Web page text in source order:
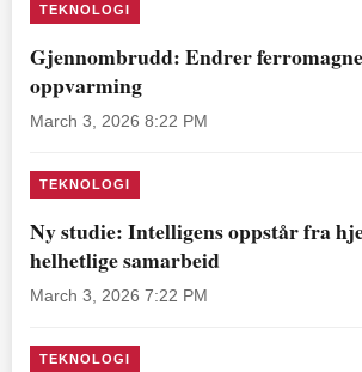
TEKNOLOGI
Gjennombrudd: Endrer
oppvarming
March 3, 2026 8:22 PM
TEKNOLOGI
Ny studie: Intelligens oppstår fra
helhetlige samarbeid
March 3, 2026 7:22 PM
TEKNOLOGI